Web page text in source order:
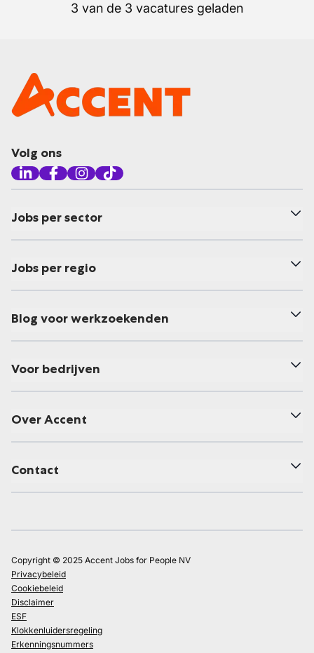
3 van de 3 vacatures geladen
Volg ons
Jobs per sector
Jobs per regio
Blog voor werkzoekenden
Voor bedrijven
Over Accent
Contact
Copyright © 2025 Accent Jobs for People NV
Privacybeleid
Cookiebeleid
Disclaimer
ESF
Klokkenluidersregeling
Erkenningsnummers